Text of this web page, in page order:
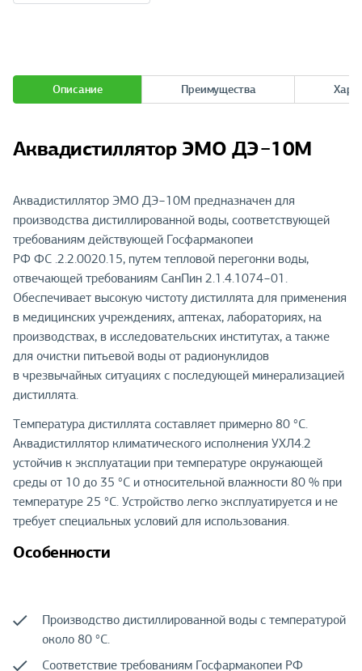
Описание Преимущества
Аквадистиллятор ЭМО ДЭ−10М
Аквадистиллятор ЭМО ДЭ−10М предназначен для
производства дистиллированной воды, соответствующей
требованиям действующей Госфармакопеи
РФ ФС .2.2.0020.15, путем тепловой перегонки воды,
отвечающей требованиям СанПин 2.1.4.1074−01.
Обеспечивает высокую чистоту дистиллята для применения
в медицинских учреждениях, аптеках, лабораториях, на
производствах, в исследовательских институтах, а также
для очистки питьевой воды от радионуклидов
в чрезвычайных ситуациях с последующей минерализацией
дистиллята.
Температура дистиллята составляет примерно 80 °С.
Аквадистиллятор климатического исполнения УХЛ4.2
устойчив к эксплуатации при температуре окружающей
среды от 10 до 35 °С и относительной влажности 80 % при
температуре 25 °С. Устройство легко эксплуатируется и не
требует специальных условий для использования.
Особенности
Производство дистиллированной воды с температурой
около 80 °С.
Соответствие требованиям Госфармакопеи РФ